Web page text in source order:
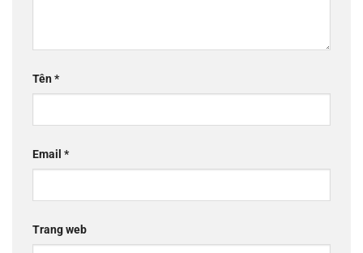
Tên*
Email *
Trang web